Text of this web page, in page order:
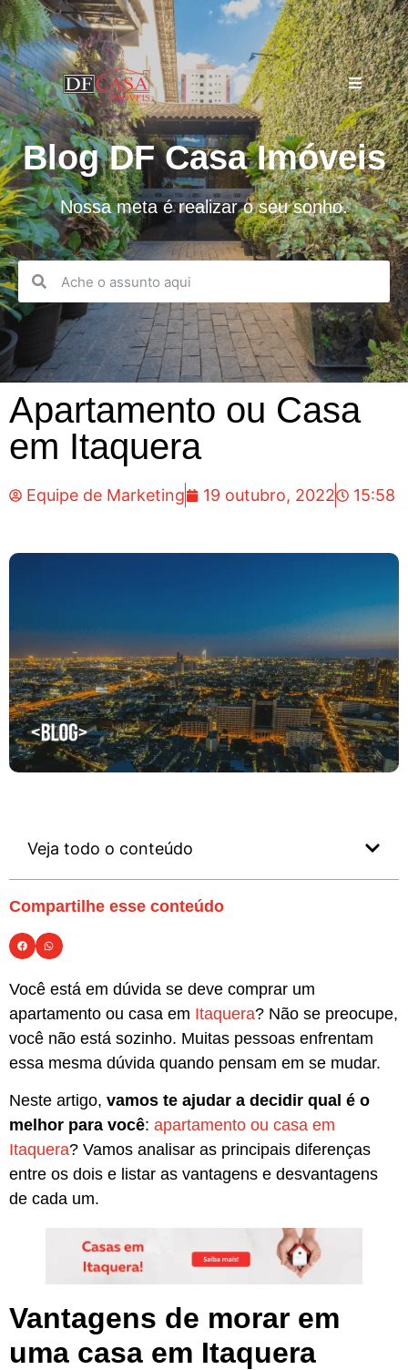
Blog DF Casa Imóveis
Nossa meta é realizar o seu sonho.
Apartamento ou Casa
em Itaquera
Equipe de Marketing 19 outubro, 2022 15:58
Veja todo o conteúdo
Compartilhe esse conteúdo
Você está em dúvida se deve comprar um
apartamento ou casa em Itaquera? Não se preocupe,
você não está sozinho. Muitas pessoas enfrentam
essa mesma dúvida quando pensam em se mudar.
Neste artigo, vamos te ajudar a decidir qual é o
melhor para você: apartamento ou casa em
Itaquera? Vamos analisar as principais diferenças
entre os dois e listar as vantagens e desvantagens
de cada um.
Vantagens de morar em
uma casa em Itaquera